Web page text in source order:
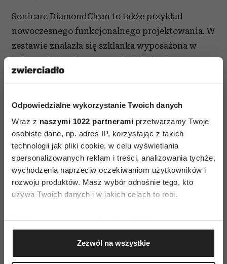
Odpowiedzialne wykorzystanie Twoich danych
Wraz z naszymi 1022 partnerami przetwarzamy Twoje
osobiste dane, np. adres IP, korzystając z takich
technologii jak pliki cookie, w celu wyświetlania
spersonalizowanych reklam i treści, analizowania tychże,
wychodzenia naprzeciw oczekiwaniom użytkowników i
rozwoju produktów. Masz wybór odnośnie tego, kto
używa Twoich danych i w jakich celach to robi.
Jeśli wyrazisz na to zgodę, chcielibyśmy również:
Gromadzić dane dotyczące Twojej lokalizacji
geograficznej z dokładnością nawet do kilku metrów
Identyfikować Twoje urządzenie, aktywnie
Zezwól na wszystkie
Sonicare DiamondClean to także przykład
nowoczesnego funkcjonalnego projektowania. W
zestawie znalazła się szklanka wyposażona w
ładowarkę (czyli szczoteczka ładuje się po
odłożeniu do szklanki), podobnie - futerał
USB/USB: szczoteczkę można więc naładować,
korzystając np. z komputera.